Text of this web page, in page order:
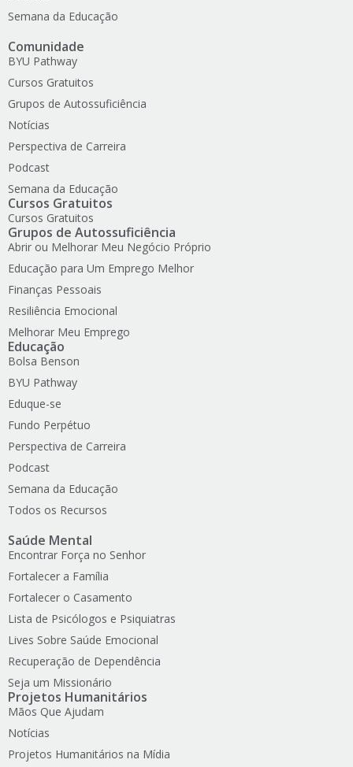
Semana da Educação
Comunidade
BYU Pathway
Cursos Gratuitos
Grupos de Autossuficiência
Notícias
Perspectiva de Carreira
Podcast
Semana da Educação
Cursos Gratuitos
Cursos Gratuitos
Grupos de Autossuficiência
Abrir ou Melhorar Meu Negócio Próprio
Educação para Um Emprego Melhor
Finanças Pessoais
Resiliência Emocional
Melhorar Meu Emprego
Educação
Bolsa Benson
BYU Pathway
Eduque-se
Fundo Perpétuo
Perspectiva de Carreira
Podcast
Semana da Educação
Todos os Recursos
Saúde Mental
Encontrar Força no Senhor
Fortalecer a Família
Fortalecer o Casamento
Lista de Psicólogos e Psiquiatras
Lives Sobre Saúde Emocional
Recuperação de Dependência
Seja um Missionário
Projetos Humanitários
Mãos Que Ajudam
Notícias
Projetos Humanitários na Mídia